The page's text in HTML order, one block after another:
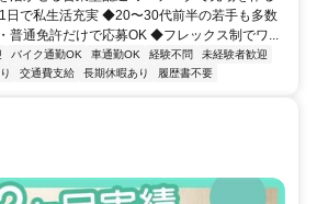
で私生活充実 ◆20〜30代前半の若手も多数
普通免許だけで応募OK ◆フレックス制でワ...
バイク通勤OK 車通勤OK 経験不問
未経験者歓迎
交通費支給 長期休暇あり 履歴書不要